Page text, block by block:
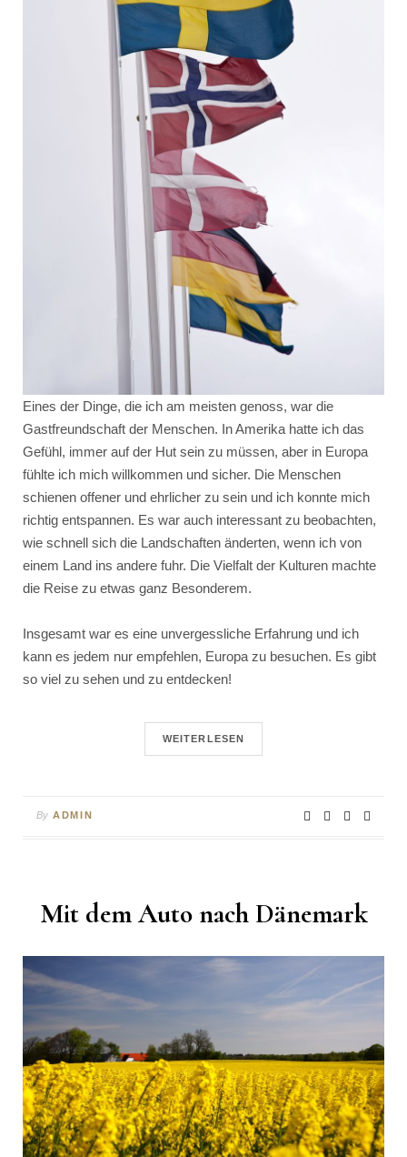
Eines der Dinge, die ich am meisten genoss, war die
Gastfreundschaft der Menschen. In Amerika hatte ich das
Gefühl, immer auf der Hut sein zu müssen, aber in Europa
fühlte ich mich willkommen und sicher. Die Menschen
schienen offener und ehrlicher zu sein und ich konnte mich
richtig entspannen. Es war auch interessant zu beobachten,
wie schnell sich die Landschaften änderten, wenn ich von
einem Land ins andere fuhr. Die Vielfalt der Kulturen machte
die Reise zu etwas ganz Besonderem.
Insgesamt war es eine unvergessliche Erfahrung und ich
kann es jedem nur empfehlen, Europa zu besuchen. Es gibt
so viel zu sehen und zu entdecken!
WEITERLESEN
By ADMIN
Mit dem Auto nach Dänemark